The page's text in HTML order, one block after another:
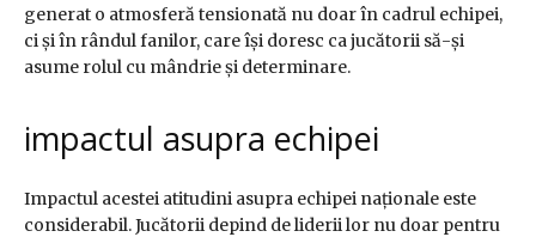
generat o atmosferă tensionată nu doar în cadrul echipei,
ci și în rândul fanilor, care își doresc ca jucătorii să-și
asume rolul cu mândrie și determinare.
impactul asupra echipei
Impactul acestei atitudini asupra echipei naționale este
considerabil. Jucătorii depind de liderii lor nu doar pentru